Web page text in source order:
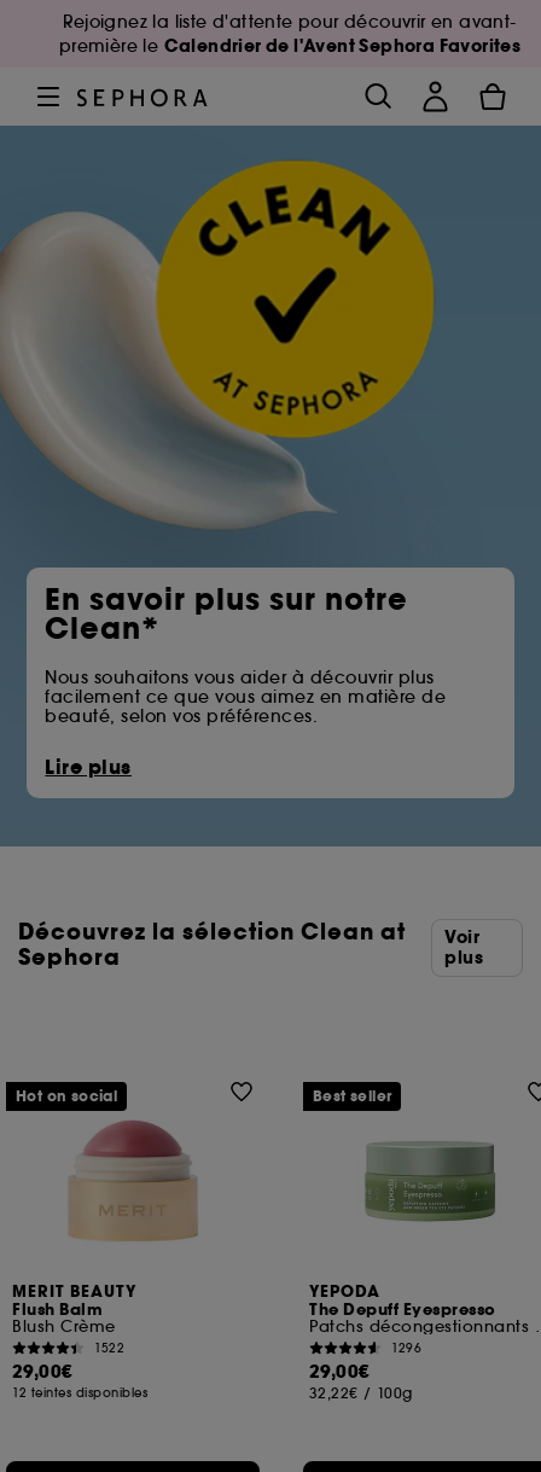
Rejoignez la liste d'attente pour découvrir en avant-
première le Calendrier de l'Avent Sephora Favorites
En savoir plus sur notre
Clean*
Nous souhaitons vous aider à découvrir plus
facilement ce que vous aimez en matière de
beauté, selon vos préférences.
La pastille Clean at Sephora vous permet
d’identifier les produits qui écartent certains des
ingrédients issus des familles telles que les huiles
*Clean at Sephora = Des formules aux ingrédients
sélectionnés avec soin.
Lire plus
Découvrez la sélection Clean at
Sephora
Voir
plus
MERIT BEAUTY
Flush Balm
Blush Crème
1522
29,00€
12 teintes disponibles
Hot on social
YEPODA
The Depuff Eyespresso
Patchs
1296
29,00€
32,22€ / 100g
Best seller